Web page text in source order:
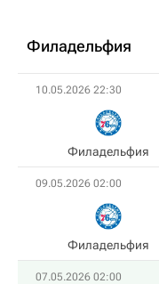
Филадельфия
10.05.2026 22:30
Филадельфия
09.05.2026 02:00
Филадельфия
07.05.2026 02:00